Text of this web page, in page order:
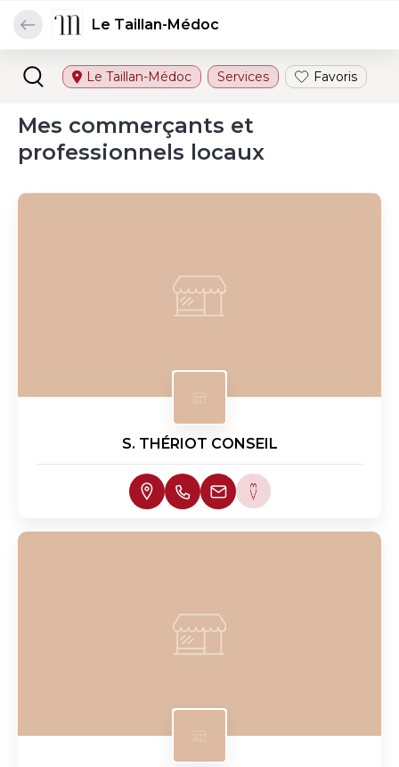
Le Taillan-Médoc
Le Taillan-Médoc Services Favoris
Mes commerçants et
professionnels locaux
S. THÉRIOT CONSEIL